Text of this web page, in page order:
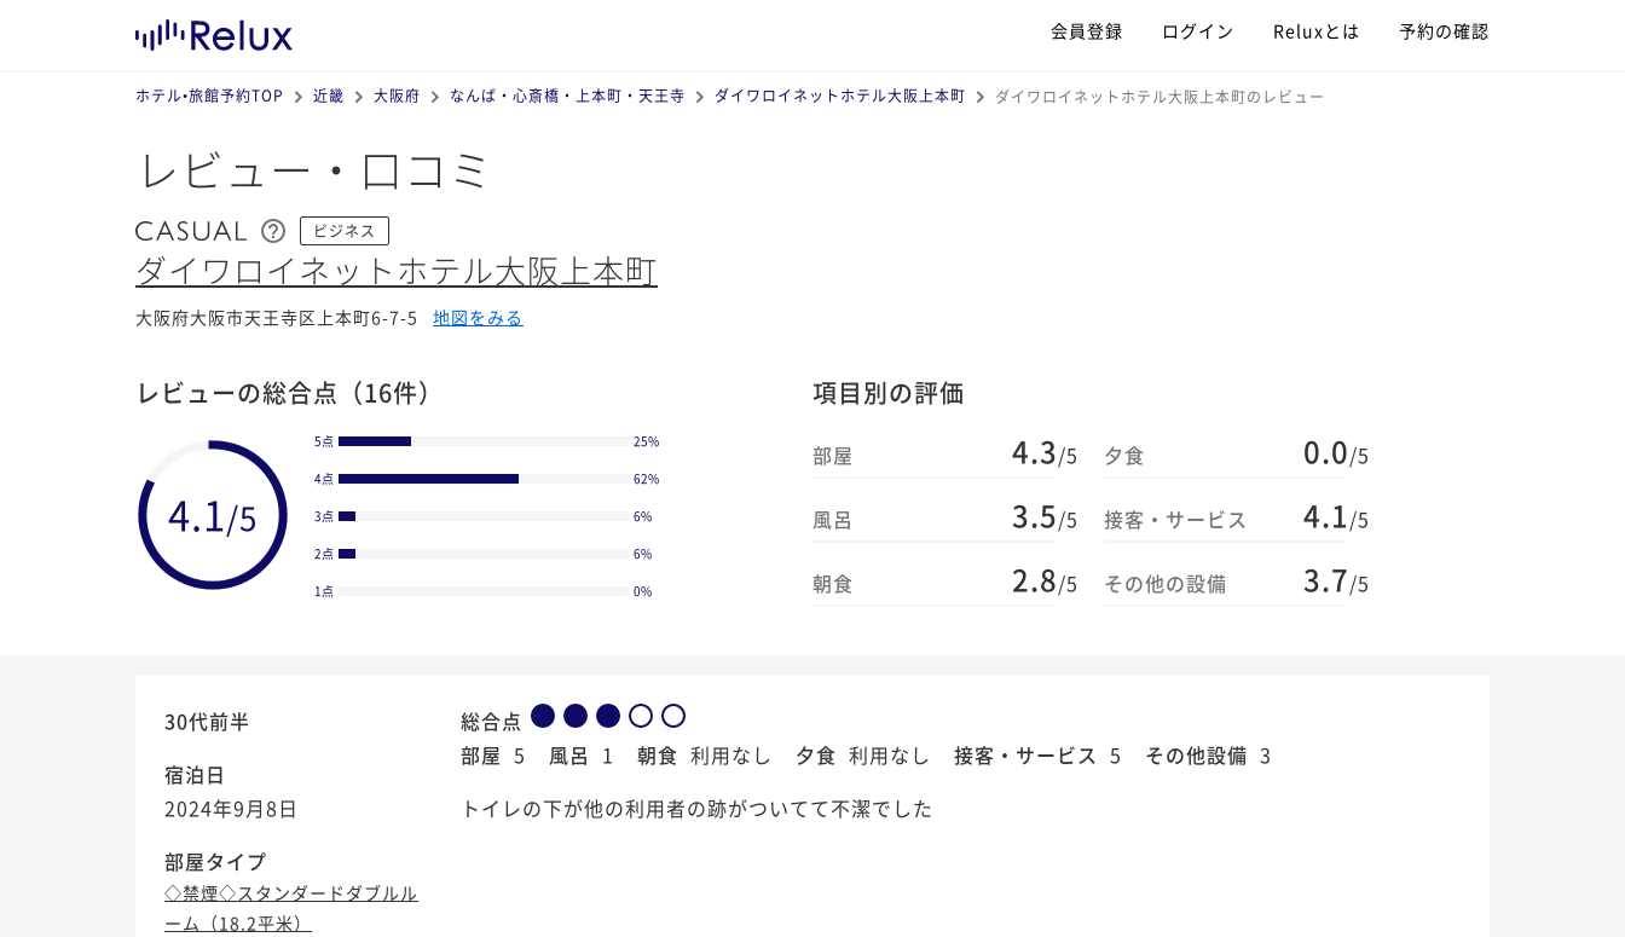
会員登録 ログイン Reluxとは 予約の確認
ホテル•旅館予約TOP 近畿 大阪府 なんば・心斎橋・上本町・天王寺 ダイワロイネットホテル大阪上本町 ダイワロイネットホテル大阪上本町のレビュー
レビュー・口コミ
ビジネス
ダイワロイネットホテル大阪上本町
大阪府大阪市天王寺区上本町6-7-5 地図をみる
レビューの総合点 （16件）
5点 25%
4点 62%
3点 6%
2点 6%
1点 0%
項目別の評価
部屋 4.3/5
風呂 3.5/5
朝食 2.8/5
夕食 0.0/5
接客・サービス 4.1/5
その他の設備 3.7/5
30代前半
宿泊日
2024年9月8日
部屋タイプ
◇禁煙◇スタンダードダブルル
ーム（18.2平米）
総合点
部屋 5 風呂 1 朝食 利用なし 夕食 利用なし 接客・サービス 5 その他設備 3
トイレの下が他の利用者の跡がついてて不潔でした